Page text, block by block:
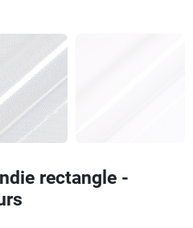
rectangle -